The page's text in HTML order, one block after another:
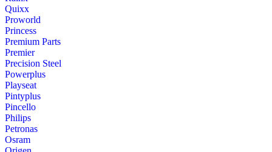
Quixx
Proworld
Princess
Premium Parts
Premier
Precision Steel
Powerplus
Playseat
Pintyplus
Pincello
Philips
Petronas
Osram